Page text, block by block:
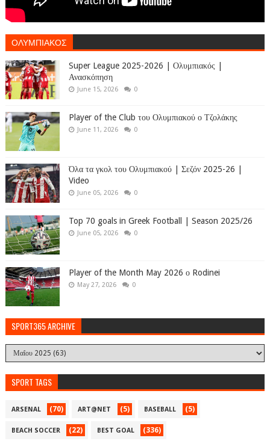
ΟΛΥΜΠΙΑΚΟΣ
Super League 2025-2026 | Ολυμπιακός |
Ανασκόπηση
June 15, 2026 0
Player of the Club του Ολυμπιακού ο Τζολάκης
June 11, 2026 0
Όλα τα γκολ του Ολυμπιακού | Σεζόν 2025-26 |
Video
June 05, 2026 0
Top 70 goals in Greek Football | Season 2025/26
June 05, 2026 0
Player of the Month May 2026 ο Rodinei
May 27, 2026 0
SPORT365 ARCHIVE
SPORT TAGS
ARSENAL (70) ART@NET (5) BASEBALL (5)
BEACH SOCCER (22) BEST GOAL (336)